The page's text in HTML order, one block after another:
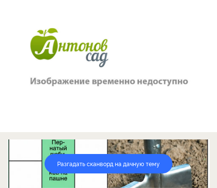
Разгадать сканворд на дачную тему